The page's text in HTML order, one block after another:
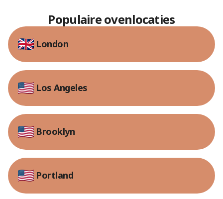
Populaire ovenlocaties
London
Los Angeles
Brooklyn
Portland